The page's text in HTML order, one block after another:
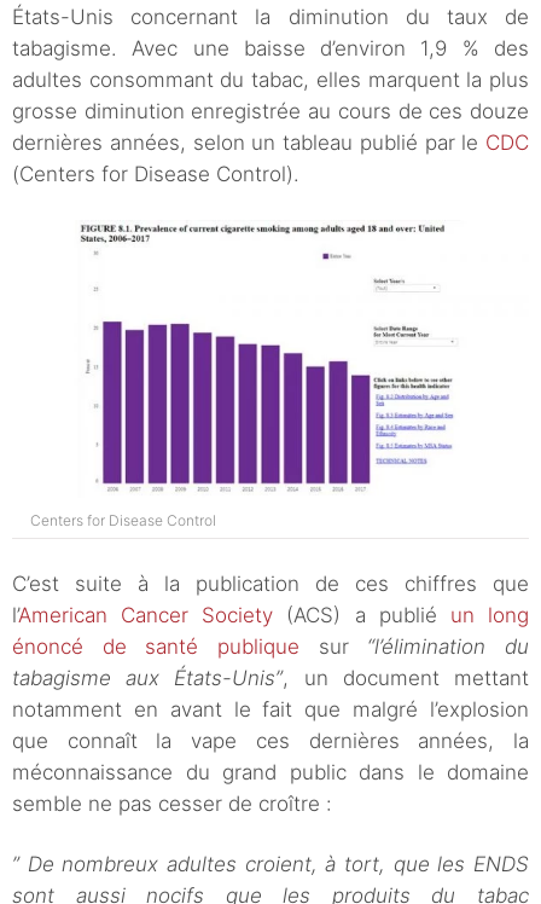
États-Unis concernant la diminution du taux de
tabagisme. Avec une baisse d’environ 1,9 % des
adultes consommant du tabac, elles marquent la plus
grosse diminution enregistrée au cours de ces douze
dernières années, selon un tableau publié par le CDC
(Centers for Disease Control).
Centers for Disease Control
C’est suite à la publication de ces chiffres que
l’American Cancer Society (ACS) a publié un long
énoncé de santé publique sur “l’élimination du
tabagisme aux États-Unis”, un document mettant
notamment en avant le fait que malgré l’explosion
que connaît la vape ces dernières années, la
méconnaissance du grand public dans le domaine
semble ne pas cesser de croître :
” De nombreux adultes croient, à tort, que les ENDS
sont aussi nocifs que les produits du tabac